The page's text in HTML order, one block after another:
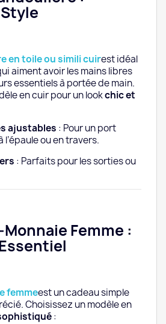
en toile ou simili cuirest idéal
aiment avoir les mains libres
essentiels à portée de main.
en cuir pour un lookchic et
ajustables : Pour un port
ou en travers.
: Parfaits pour les sorties ou
Femme :
femmeest un cadeau simple
Choisissez un modèle en
: